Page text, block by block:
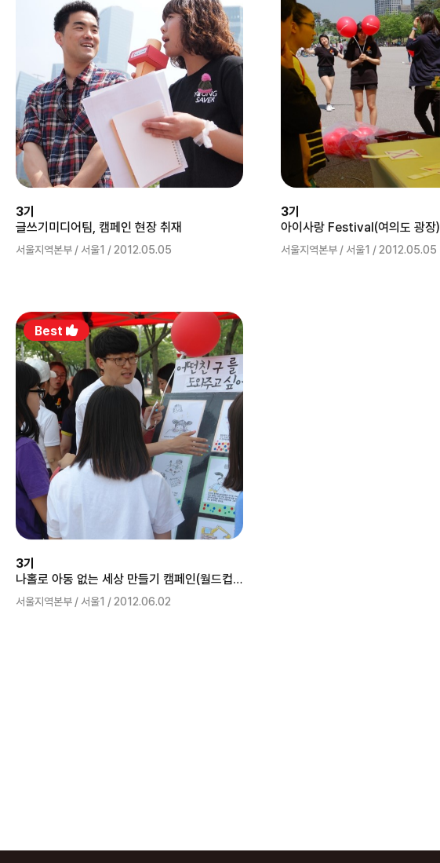
3기
글쓰기미디어팀, 캠페인 현장 취재
서울지역본부 / 서울1 / 2012.05.05
3기
아이사랑 Festival(여의도 광장)
서울지역본부 / 서울1 / 2012.05.05
Best
3기
나홀로 아동 없는 세상 만들기 캠페인(월드컵 공원)
서울지역본부 / 서울1 / 2012.06.02